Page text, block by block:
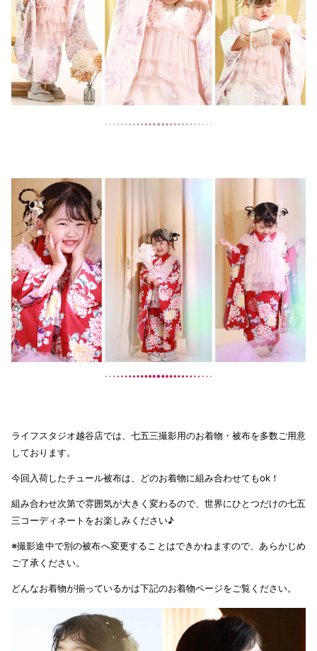
ライフスタジオ越谷店では、七五三撮影用のお着物・被布を多数ご用意
しております。
今回入荷したチュール被布は、どのお着物に組み合わせてもok！
組み合わせ次第で雰囲気が大きく変わるので、世界にひとつだけの七五
三コーディネートをお楽しみください♪
※撮影途中で別の被布へ変更することはできかねますので、あらかじめ
ご了承ください。
どんなお着物が揃っているかは下記のお着物ページをご覧ください。